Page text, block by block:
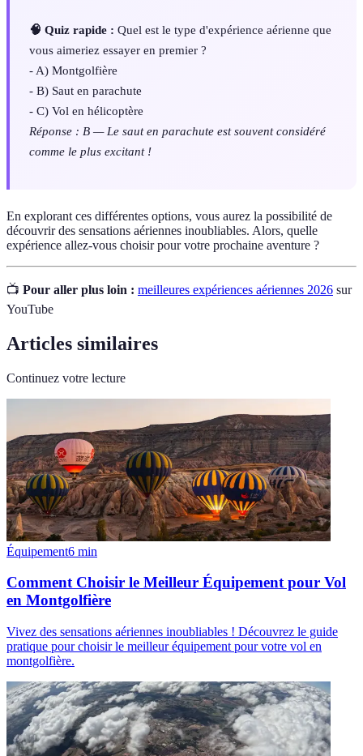
🧠 Quiz rapide : Quel est le type d'expérience aérienne que
vous aimeriez essayer en premier ?
- A) Montgolfière
- B) Saut en parachute
- C) Vol en hélicoptère
Réponse : B — Le saut en parachute est souvent considéré
comme le plus excitant !
En explorant ces différentes options, vous aurez la possibilité de
découvrir des sensations aériennes inoubliables. Alors, quelle
expérience allez-vous choisir pour votre prochaine aventure ?
📺 Pour aller plus loin : meilleures expériences aériennes 2026 sur
YouTube
Articles similaires
Continuez votre lecture
Équipement6 min
Comment Choisir le Meilleur Équipement pour Vol
en Montgolfière
Vivez des sensations aériennes inoubliables ! Découvrez le guide
pratique pour choisir le meilleur équipement pour votre vol en
montgolfière.